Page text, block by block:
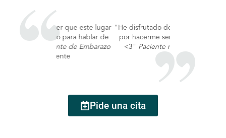
"He disfrutado de mi visita- gracias
por hacerme sentir que importo
<3" Paciente reciente de ITS
Pide una cita